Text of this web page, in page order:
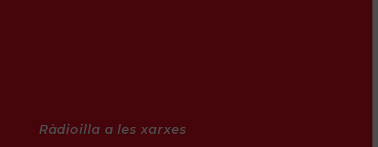
Ràdioilla a les xarxes